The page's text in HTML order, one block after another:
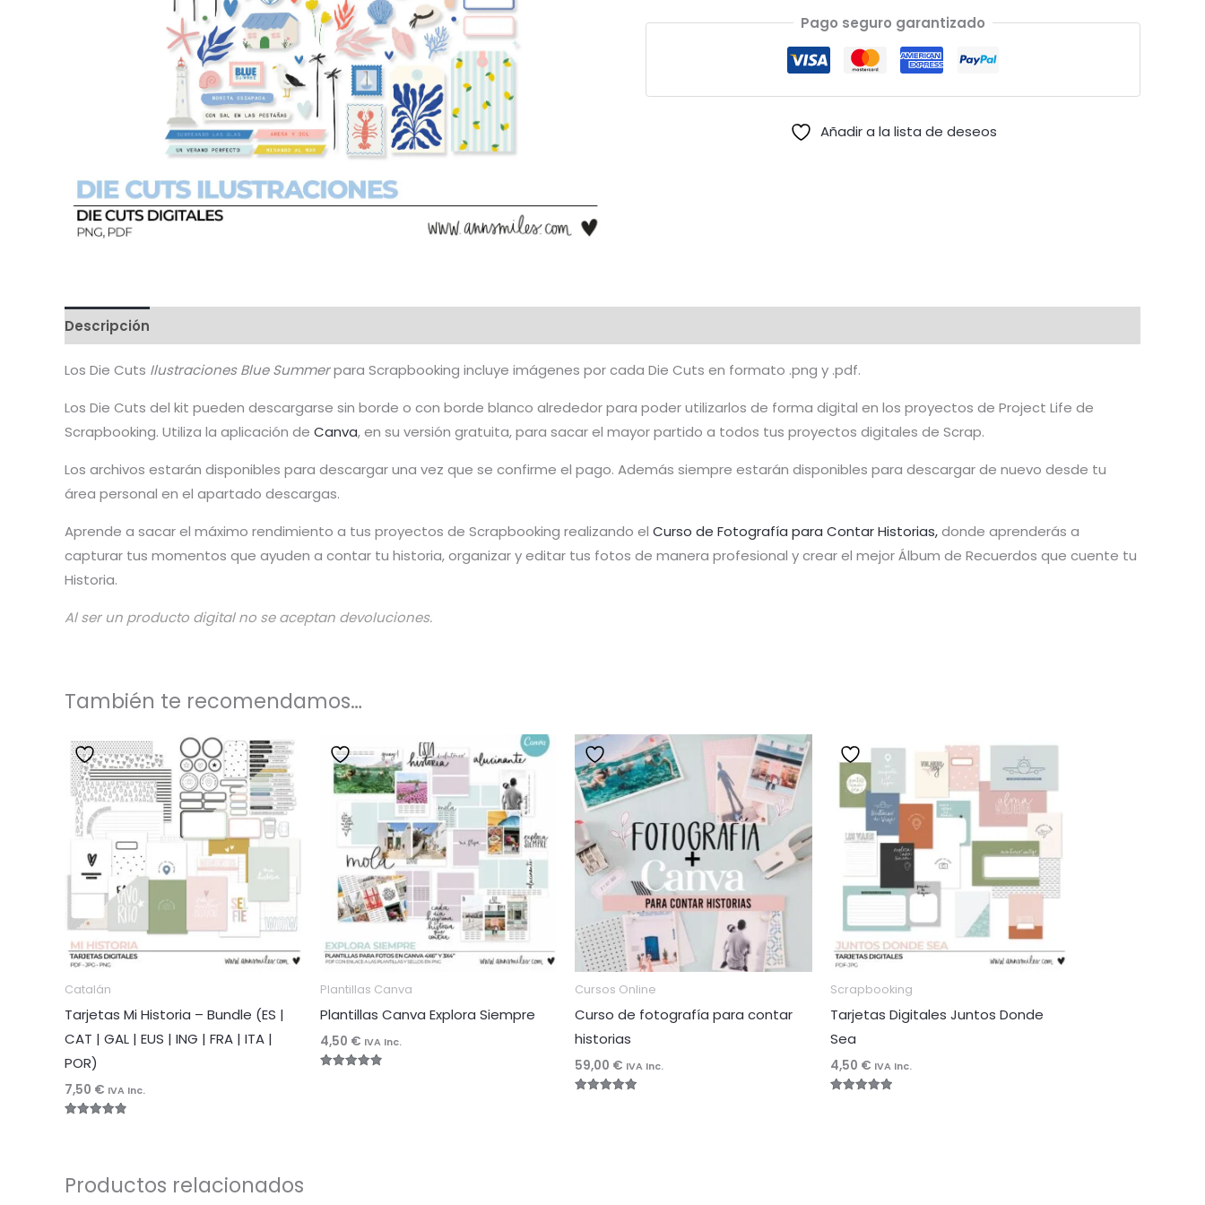
Ilustraciones
cantidad
Pago seguro garantizado
Añadir a la lista de deseos
Descripción
Los Die Cuts Ilustraciones Blue Summerpara Scrapbooking incluye imágenes por cada Die Cuts en formato .png y .pdf.
Los Die Cuts del kit pueden descargarse sin borde o con borde blanco alrededor para poder utilizarlos de forma digital en los proyectos de Project Life de
Scrapbooking. Utiliza la aplicación de Canva, en su versión gratuita, para sacar el mayor partido a todos tus proyectos digitales de Scrap.
Los archivos estarán disponibles para descargar una vez que se confirme el pago. Además siempre estarán disponibles para descargar de nuevo desde tu
área personal en el apartado descargas.
Aprende a sacar el máximo rendimiento a tus proyectos de Scrapbooking realizando el Curso de Fotografía para Contar Historias,donde aprenderás a
capturar tus momentos que ayuden a contar tu historia, organizar y editar tus fotos de manera profesional y crear el mejor Álbum de Recuerdos que cuente tu
Historia.
Al ser un producto digital no se aceptan devoluciones.
También te recomendamos…
Catalán
Tarjetas Mi Historia – Bundle (ES |
CAT | GAL | EUS | ING | FRA | ITA |
POR)
7,50 € IVA Inc.
Plantillas Canva
Plantillas Canva Explora Siempre
4,50 € IVA Inc.
Cursos Online
Curso de fotografía para contar
historias
59,00 € IVA Inc.
Scrapbooking
Tarjetas Digitales Juntos Donde
Sea
4,50 € IVA Inc.
Productos relacionados